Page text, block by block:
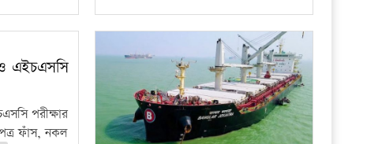
এইচএসসি
পরীক্ষার
ফাঁস, নকল